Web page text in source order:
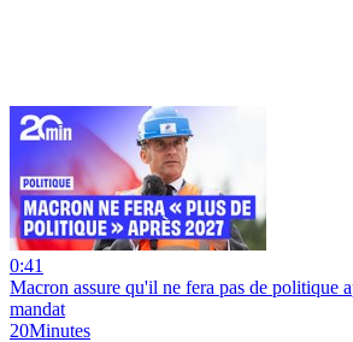
0:41
Macron assure qu'il ne fera pas de politique
mandat
20Minutes